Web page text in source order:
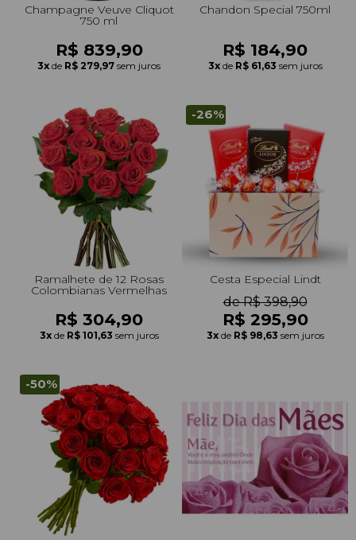
Champagne Veuve Cliquot
750 ml
R$ 839,90
3x de R$ 279,97 sem juros
Chandon Special 750ml
R$ 184,90
3x de R$ 61,63 sem juros
Ramalhete de 12 Rosas
Colombianas Vermelhas
R$ 304,90
3x de R$ 101,63 sem juros
-26%
Cesta Especial Lindt
de R$ 398,90
R$ 295,90
3x de R$ 98,63 sem juros
-50%